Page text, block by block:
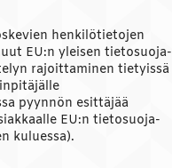
henkilötietojen
EU:n yleisen tietosuoja-
rajoittaminen tietyissä
pyynnön esittäjää
EU:n tietosuoja-
kuluessa).